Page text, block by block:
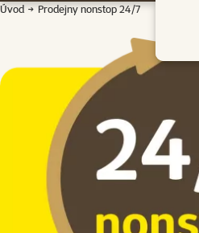
Úvod Prodejny nonstop 24/7